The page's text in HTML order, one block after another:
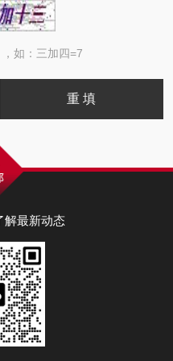
如：三加四=7
解最新动态